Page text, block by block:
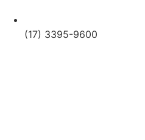
(17) 3395-9600